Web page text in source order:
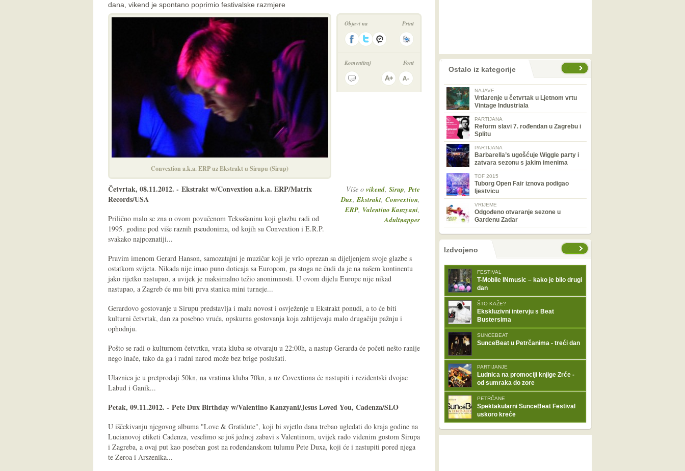
dana, vikend je spontano poprimio festivalske razmjere
Convextion a.k.a. ERP uz Ekstrakt u Sirupu (Sirup)
Objavi na Print
Komentiraj Font
Više o vikend, Sirup,Pete
Dux,Ekstrakt, Convextion,
ERP, Valentino Kanzyani,
Adultnapper
Četvrtak, 08.11.2012. - Ekstrakt w/Convextion a.k.a. ERP/Matrix
Records/USA
Prilično malo se zna o ovom povučenom Teksašaninu koji glazbu radi od
1995. godine pod više raznih pseudonima, od kojih su Convextion i E.R.P.
svakako najpoznatiji...
Pravim imenom Gerard Hanson, samozatajni je muzičar koji je vrlo oprezan sa dijeljenjem svoje glazbe s
ostatkom svijeta. Nikada nije imao puno doticaja sa Europom, pa stoga ne čudi da je na našem kontinentu
jako rijetko nastupao, a uvijek je maksimalno težio anonimnosti. U ovom dijelu Europe nije nikad
nastupao, a Zagreb će mu biti prva stanica mini turneje...
Gerardovo gostovanje u Sirupu predstavlja i malu novost i osvježenje u Ekstrakt ponudi, a to će biti
kulturni četvrtak, dan za posebno vruća, opskurna gostovanja koja zahtijevaju malo drugačiju pažnju i
ophodnju.
Pošto se radi o kulturnom četvrtku, vrata kluba se otvaraju u 22:00h, a nastup Gerarda će početi nešto ranije
nego inače, tako da ga i radni narod može bez brige poslušati.
Ulaznica je u pretprodaji 50kn, na vratima kluba 70kn, a uz Covextiona će nastupiti i rezidentski dvojac
Labud i Ganik...
Petak, 09.11.2012. - Pete Dux Birthday w/Valentino Kanzyani/Jesus Loved You, Cadenza/SLO
U iščekivanju njegovog albuma "Love & Gratidute", koji bi svjetlo dana trebao ugledati do kraja godine na
Lucianovoj etiketi Cadenza, veselimo se još jednoj zabavi s Valentinom, uvijek rado viđenim gostom Sirupa
i Zagreba, a ovaj put kao poseban gost na rođendanskom tulumu Pete Duxa, koji će i nastupiti pored njega
te Zeroa i Arszenika...
prethodno Ostalo iz kategorije
NAJAVE
Vrtlarenje u četvrtak u Ljetnom vrtu
Vintage Industriala
PARTIJANA
Reform slavi 7. rođendan u Zagrebu i
Splitu
PARTIJANA
Barbarella’s ugošćuje Wiggle party i
zatvara sezonu s jakim imenima
TOF 2015
Tuborg Open Fair iznova podigao
ljestvicu
VRIJEME
Odgođeno otvaranje sezone u
Gardenu Zadar
nema prethodne stranice
sljedećeIzdvojeno
FESTIVAL
T-Mobile INmusic – kako je bilo drugi
dan
ŠTO KAŽE?
Ekskluzivni intervju s Beat
Bustersima
SUNCEBEAT
SunceBeat u Petrčanima - treći dan
PARTIJANJE
Ludnica na promociji knjige Zrće -
od sumraka do zore
PETRČANE
Spektakularni SunceBeat Festival
uskoro kreće